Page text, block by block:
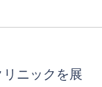
ニックを展